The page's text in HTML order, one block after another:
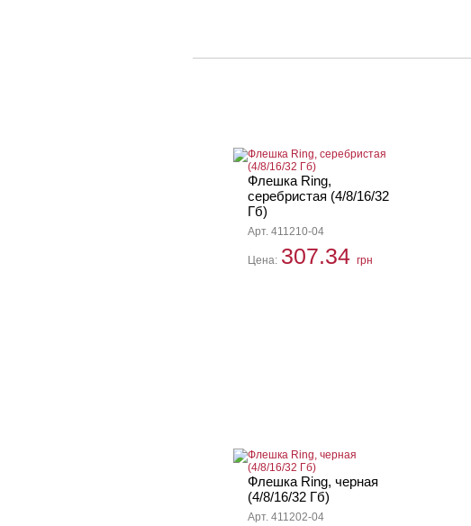
Флешка Ring,
серебристая (4/8/16/32
Гб)
Арт. 411210-04
Цена: 307.34 грн
Флешка Ring, черная
(4/8/16/32 Гб)
Арт. 411202-04